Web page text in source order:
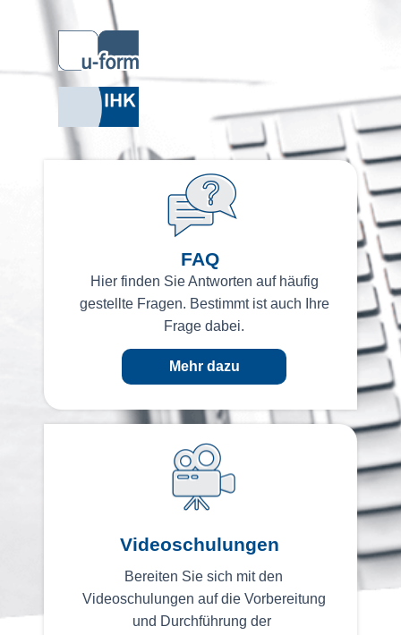
Videoschulungen
FAQ
Bereiten Sie sich mit den
Videoschulungen auf die Vorbereitung
und Durchführung der
Hier finden Sie Antworten auf häufig
gestellte Fragen. Bestimmt ist auch Ihre
Frage dabei.
Mehr dazu